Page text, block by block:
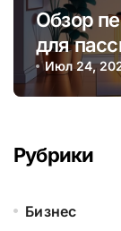
Обзор
для
Июл 24,
Рубрики
Бизнес